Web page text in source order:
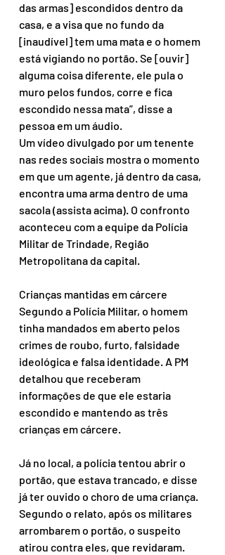
das armas] escondidos dentro da
casa, e a visa que no fundo da
[inaudível] tem uma mata e o homem
está vigiando no portão. Se [ouvir]
alguma coisa diferente, ele pula o
muro pelos fundos, corre e fica
escondido nessa mata”, disse a
pessoa em um áudio.
Um vídeo divulgado por um tenente
nas redes sociais mostra o momento
em que um agente, já dentro da casa,
encontra uma arma dentro de uma
sacola (assista acima). O confronto
aconteceu com a equipe da Polícia
Militar de Trindade, Região
Metropolitana da capital.
Crianças mantidas em cárcere
Segundo a Polícia Militar, o homem
tinha mandados em aberto pelos
crimes de roubo, furto, falsidade
ideológica e falsa identidade. A PM
detalhou que receberam
informações de que ele estaria
escondido e mantendo as três
crianças em cárcere.
Já no local, a polícia tentou abrir o
portão, que estava trancado, e disse
já ter ouvido o choro de uma criança.
Segundo o relato, após os militares
arrombarem o portão, o suspeito
atirou contra eles, que revidaram.